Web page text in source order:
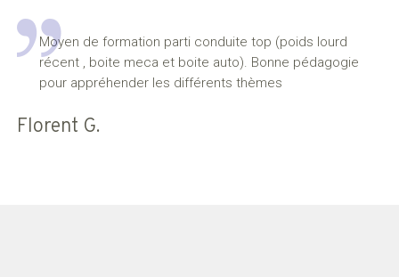
Moyen de formation parti conduite top (poids lourd
récent , boite meca et boite auto). Bonne pédagogie
pour appréhender les différents thèmes
Florent G.